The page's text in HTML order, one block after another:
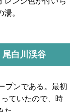
。
白川渓谷
プンである。最初
ていたので、時